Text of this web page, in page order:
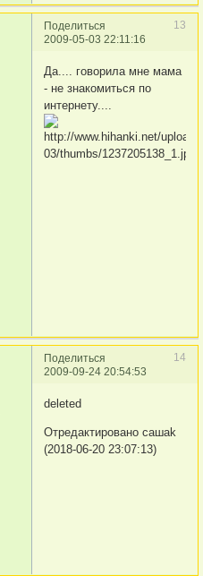
Поделиться
13
2009-05-03 22:11:16
Да.... говорила мне мама
- не знакомиться по
интернету....
Поделиться
14
2009-09-24 20:54:53
deleted
Отредактировано сашаk
(2018-06-20 23:07:13)